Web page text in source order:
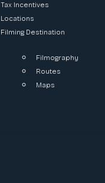
Tax Incentives
Locations
Filming Destination
Filmography
Routes
Maps